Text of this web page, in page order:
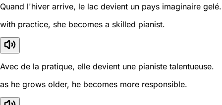
Quand l'hiver arrive, le lac devient un pays imaginaire gelé.
with practice, she becomes a skilled pianist.
Avec de la pratique, elle devient une pianiste talentueuse.
as he grows older, he becomes more responsible.